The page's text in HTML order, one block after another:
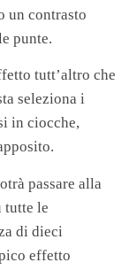
un contrasto
punte.
tutt’altro che
seleziona i
in ciocche,
passare alla
tutte le
di dieci
effetto